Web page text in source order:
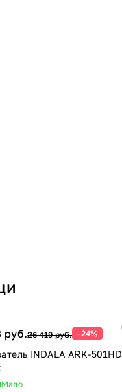
руб.26 419 руб. -24%
INDALA ARK-501HD
Мало